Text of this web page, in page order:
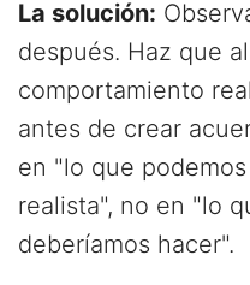
La solución:
después. Haz que
comportamiento
antes de crear
en "lo que
realista", no en "lo
deberíamos hacer".